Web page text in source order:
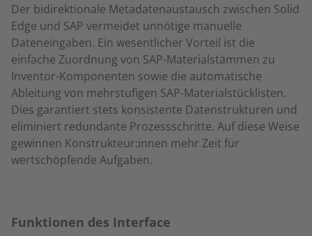
Der bidirektionale Metadatenaustausch zwischen Solid
Edge und SAP vermeidet unnötige manuelle
Dateneingaben. Ein wesentlicher Vorteil ist die
einfache Zuordnung von SAP-Materialstämmen zu
Inventor-Komponenten sowie die automatische
Ableitung von mehrstufigen SAP-Materialstücklisten.
Dies garantiert stets konsistente Datenstrukturen und
eliminiert redundante Prozessschritte. Auf diese Weise
gewinnen Konstrukteur:innen mehr Zeit für
wertschöpfende Aufgaben.
Funktionen des Interface